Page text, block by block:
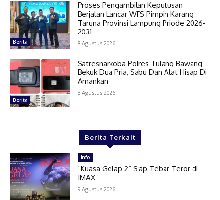
Berita
Proses Pengambilan Keputusan
Berjalan Lancar WFS Pimpin Karang
Taruna Provinsi Lampung Priode 2026-
2031
8 Agustus 2026
Berita
Satresnarkoba Polres Tulang Bawang
Bekuk Dua Pria, Sabu Dan Alat Hisap Di
Amankan
8 Agustus 2026
Berita Terkait
Info
“Kuasa Gelap 2” Siap Tebar Teror di
IMAX
9 Agustus 2026